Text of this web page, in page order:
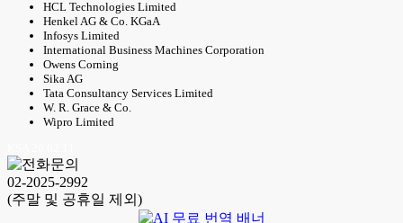
HCL Technologies Limited
Henkel AG & Co. KGaA
Infosys Limited
International Business Machines Corporation
Owens Corning
Sika AG
Tata Consultancy Services Limited
W. R. Grace & Co.
Wipro Limited
02-2025-2992
(주말 및 공휴일 제외)